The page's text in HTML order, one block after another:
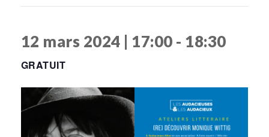
12 mars 2024 | 17:00 - 18:30
GRATUIT